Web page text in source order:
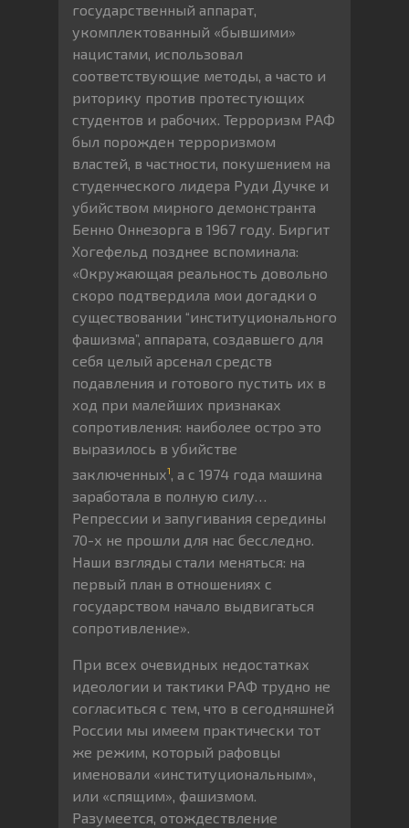
государственный аппарат,
укомплектованный «бывшими»
нацистами, использовал
соответствующие методы, а часто и
риторику против протестующих
студентов и рабочих. Терроризм РАФ
был порожден терроризмом
властей, в частности, покушением на
студенческого лидера Руди Дучке и
убийством мирного демонстранта
Бенно Оннезорга в 1967 году. Биргит
Хогефельд позднее вспоминала:
«Окружающая реальность довольно
скоро подтвердила мои догадки о
существовании “институционального
фашизма”, аппарата, создавшего для
себя целый арсенал средств
подавления и готового пустить их в
ход при малейших признаках
сопротивления: наиболее остро это
выразилось в убийстве
заключенных1, а с 1974 года машина
заработала в полную силу…
Репрессии и запугивания середины
70-х не прошли для нас бесследно.
Наши взгляды стали меняться: на
первый план в отношениях с
государством начало выдвигаться
сопротивление».
При всех очевидных недостатках
идеологии и тактики РАФ трудно не
согласиться с тем, что в сегодняшней
России мы имеем практически тот
же режим, который рафовцы
именовали «институциональным»,
или «спящим», фашизмом.
Разумеется, отождествление